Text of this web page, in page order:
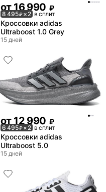
от 16 990 ₽
8 495₽× 2 в сплит
Кроссовки adidas
Ultraboost 1.0 Grey
15 дней
от12 990 ₽
6 495₽× 2 в сплит
Кроссовки adidas
Ultraboost 5.0
15 дней